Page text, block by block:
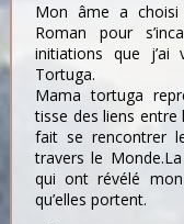
Mon âme a
Roman pour
initiations que j’ai
Tortuga.
Mama tortuga
tisse des liens
fait se rencontrer
travers le
qui ont révélé
qu’elles portent.